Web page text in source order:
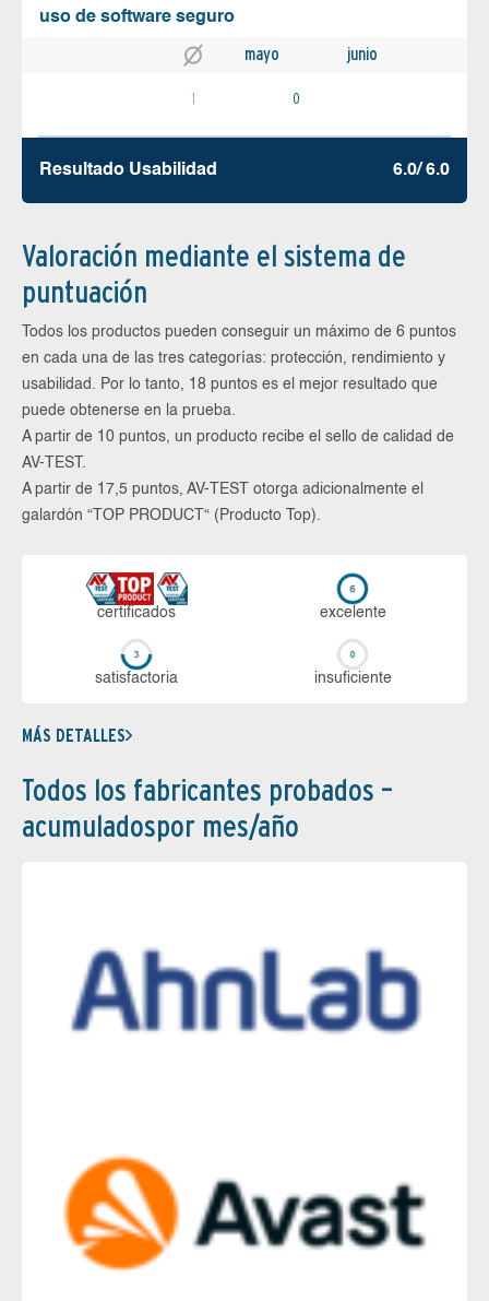
uso de software seguro
mayo junio
1 0
Resultado Usabilidad 6.0/ 6.0
Valoración mediante el sistema de
puntuación
Todos los productos pueden conseguir un máximo de 6 puntos
en cada una de las tres categorías: protección, rendimiento y
usabilidad. Por lo tanto, 18 puntos es el mejor resultado que
puede obtenerse en la prueba.
A partir de 10 puntos, un producto recibe el sello de calidad de
AV-TEST.
A partir de 17,5 puntos, AV-TEST otorga adicionalmente el
galardón “TOP PRODUCT“ (Producto Top).
certi­ficados ex­ce­len­te
sa­tis­fac­to­ria in­su­fi­cien­te
MÁS DETALLES
Todos los fabricantes probados –
acumuladospor mes/año